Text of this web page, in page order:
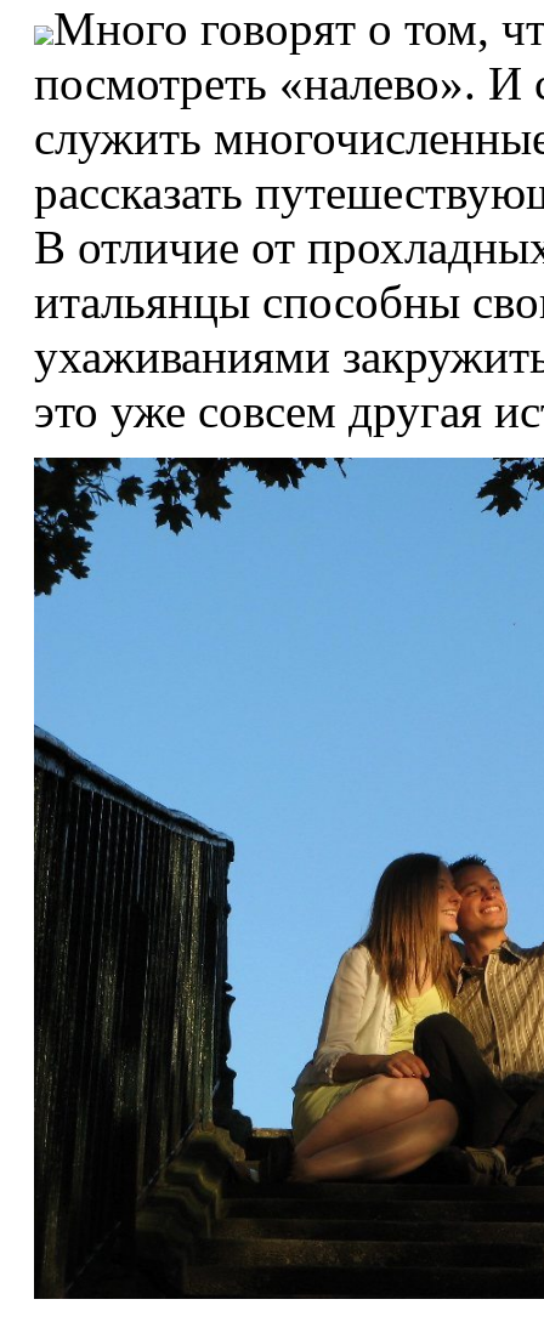
Много говорят о том,
посмотреть «налево». И
служить
рассказать
В отличие от
итальянцы способны
ухаживаниями
это уже совсем другая